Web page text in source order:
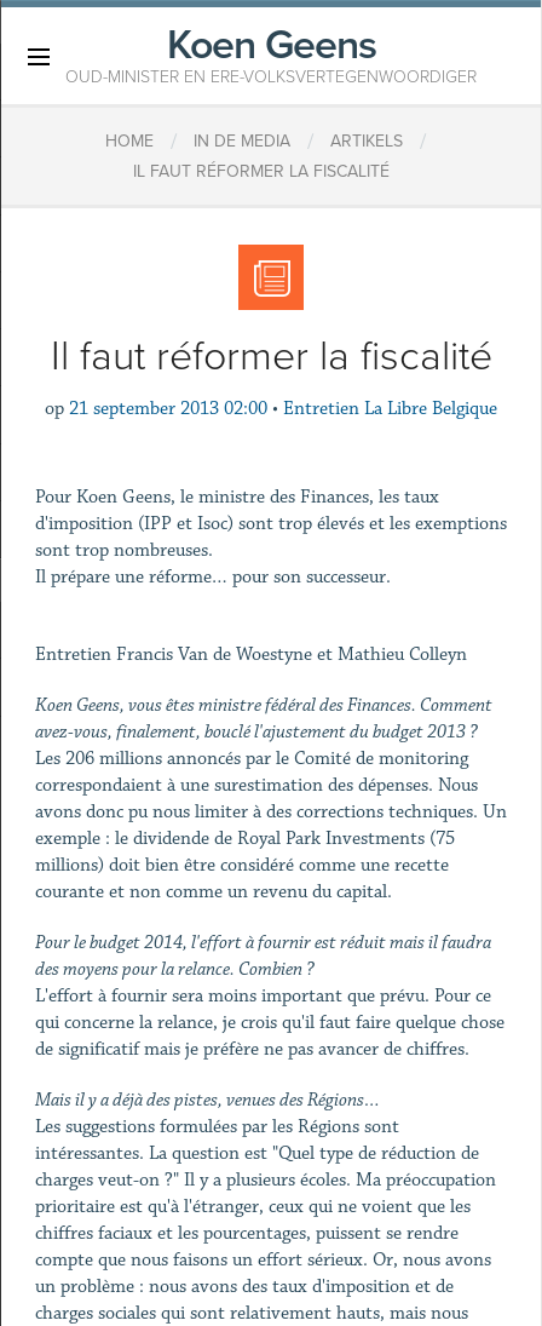
Koen Geens
OUD-MINISTER EN ERE-VOLKSVERTEGENWOORDIGER
HOME / IN DE MEDIA / ARTIKELS /
IL FAUT RÉFORMER LA FISCALITÉ
Il faut réformer la fiscalité
op 21 september 2013 02:00 • Entretien La Libre Belgique
Pour Koen Geens, le ministre des Finances, les taux
d'imposition (IPP et Isoc) sont trop élevés et les exemptions
sont trop nombreuses.
Il prépare une réforme… pour son successeur.
Entretien Francis Van de Woestyne et Mathieu Colleyn
Koen Geens, vous êtes ministre fédéral des Finances. Comment
avez-vous, finalement, bouclé l'ajustement du budget 2013 ?
Les 206 millions annoncés par le Comité de monitoring
correspondaient à une surestimation des dépenses. Nous
avons donc pu nous limiter à des corrections techniques. Un
exemple : le dividende de Royal Park Investments (75
millions) doit bien être considéré comme une recette
courante et non comme un revenu du capital.
Pour le budget 2014, l'effort à fournir est réduit mais il faudra
des moyens pour la relance. Combien ?
L'effort à fournir sera moins important que prévu. Pour ce
qui concerne la relance, je crois qu'il faut faire quelque chose
de significatif mais je préfère ne pas avancer de chiffres.
Mais il y a déjà des pistes, venues des Régions…
Les suggestions formulées par les Régions sont
intéressantes. La question est "Quel type de réduction de
charges veut-on ?" Il y a plusieurs écoles. Ma préoccupation
prioritaire est qu'à l'étranger, ceux qui ne voient que les
chiffres faciaux et les pourcentages, puissent se rendre
compte que nous faisons un effort sérieux. Or, nous avons
un problème : nous avons des taux d'imposition et de
charges sociales qui sont relativement hauts, mais nous